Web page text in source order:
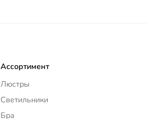
Ассортимент
Люстры
Светильники
Бра